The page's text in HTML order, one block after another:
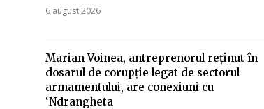
6 august 2026
Marian Voinea, antreprenorul reținut în
dosarul de corupție legat de sectorul
armamentului, are conexiuni cu
‘Ndrangheta